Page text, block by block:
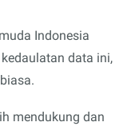
Indonesia
data ini,
mendukung dan